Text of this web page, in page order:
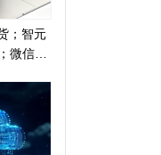
；智元
微信地